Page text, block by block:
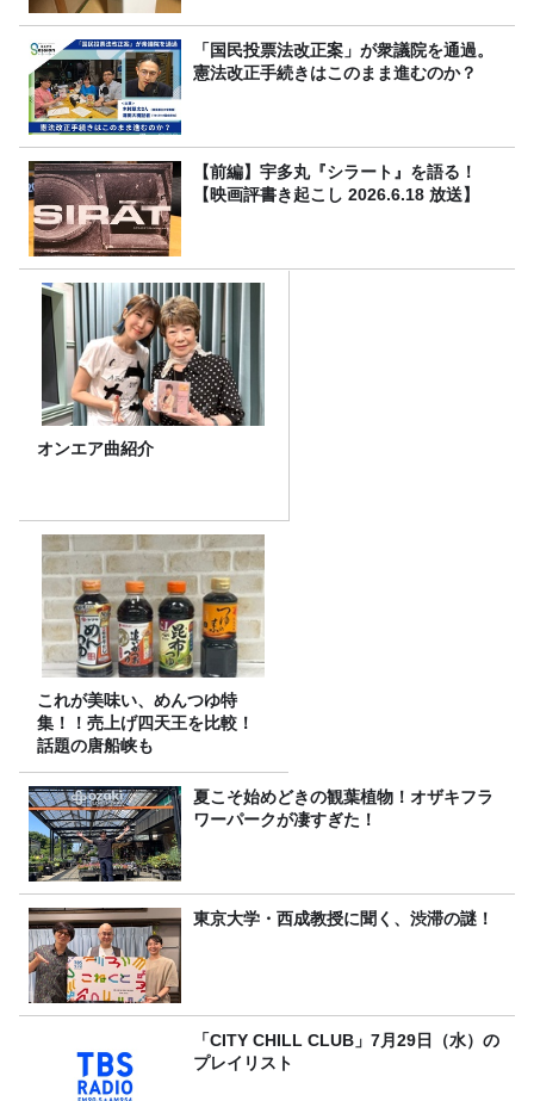
「国民投票法改正案」が衆議院を通過。
憲法改正手続きはこのまま進むのか？
【前編】宇多丸『シラート』を語る！
【映画評書き起こし 2026.6.18 放送】
オンエア曲紹介
これが美味い、めんつゆ特
集！！売上げ四天王を比較！
話題の唐船峡も
夏こそ始めどきの観葉植物！オザキフラ
ワーパークが凄すぎた！
東京大学・西成教授に聞く、渋滞の謎！
「CITY CHILL CLUB」7月29日（水）の
プレイリスト